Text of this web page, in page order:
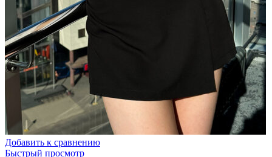
Добавить к сравнению
Быстрый просмотр